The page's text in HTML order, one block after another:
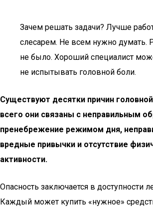
Зачем решать задачи? Лучше
слесарем. Не всем нужно думать.
не было. Хороший специалист
не испытывать головной боли.
Существуют десятки причин
всего они связаны с неправильным
пренебрежение режимом дня,
вредные привычки и отсутствие
активности.
Опасность заключается в доступности
Каждый может купить «нужное»